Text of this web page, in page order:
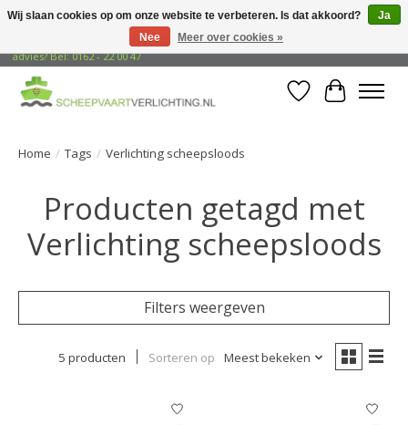
Gratis verzending naar adressen in Nederland! Opzoek naar vrijblijvend
advies? Bel: 0162 - 22 00 47
Verlanglijst
Home / Tags / Verlichting scheepsloods
Producten getagd met
Verlichting scheepsloods
Filters weergeven
5 producten Sorteren op Meest bekeken
Wij slaan cookies op om onze website te verbeteren. Is dat akkoord?
Ja
Nee
Meer over cookies »